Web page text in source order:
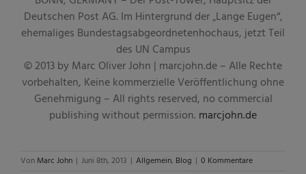
Deutschen Post AG. Im Hintergrund der „Lange Eugen“,
ehemaliges Bundestagsabgeordnetenhochaus, jetzt Teil
des UN Campus
© 2013 by Marc Oliver John | marcjohn.de – Alle Rechte
vorbehalten, Keine kommerzielle Veröffentlichung ohne
Genehmigung – All rights reserved, no commercial
publishing without permission. marcjohn.de
Von Marc John | Juni 8th, 2013 | Allgemein, Blog | 0 Kommentare